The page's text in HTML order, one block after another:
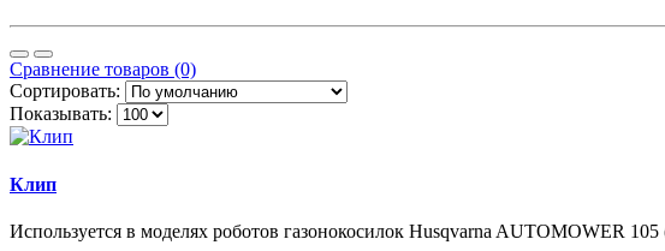
Сравнение товаров (0)
Сортировать:
Показывать:
Клип
Используется в моделях роботов газонокосилок Husqvarna AUTOMOWER